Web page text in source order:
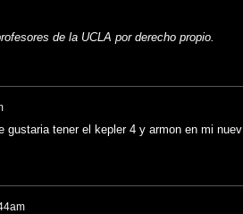
de la UCLA por derecho propio.
tener el kepler 4 y armon en mi nuev